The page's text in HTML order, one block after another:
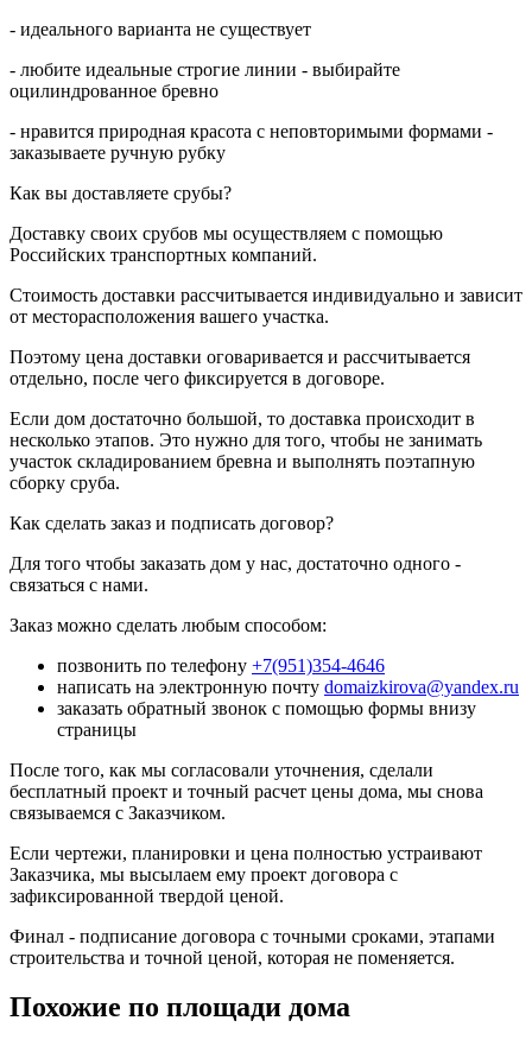
- идеального варианта не существует
- любите идеальные строгие линии - выбирайте
оцилиндрованное бревно
- нравится природная красота с неповторимыми формами -
заказываете ручную рубку
Как вы доставляете срубы?
Доставку своих срубов мы осуществляем с помощью
Российских транспортных компаний.
Стоимость доставки рассчитывается индивидуально и зависит
от месторасположения вашего участка.
Поэтому цена доставки оговаривается и рассчитывается
отдельно, после чего фиксируется в договоре.
Если дом достаточно большой, то доставка происходит в
несколько этапов. Это нужно для того, чтобы не занимать
участок складированием бревна и выполнять поэтапную
сборку сруба.
Как сделать заказ и подписать договор?
Для того чтобы заказать дом у нас, достаточно одного -
связаться с нами.
Заказ можно сделать любым способом:
позвонить по телефону +7(951)354-4646
написать на электронную почту domaizkirova@yandex.ru
заказать обратный звонок с помощью формы внизу
страницы
После того, как мы согласовали уточнения, сделали
бесплатный проект и точный расчет цены дома, мы снова
связываемся с Заказчиком.
Если чертежи, планировки и цена полностью устраивают
Заказчика, мы высылаем ему проект договора с
зафиксированной твердой ценой.
Финал - подписание договора с точными сроками, этапами
строительства и точной ценой, которая не поменяется.
Похожие по площади дома